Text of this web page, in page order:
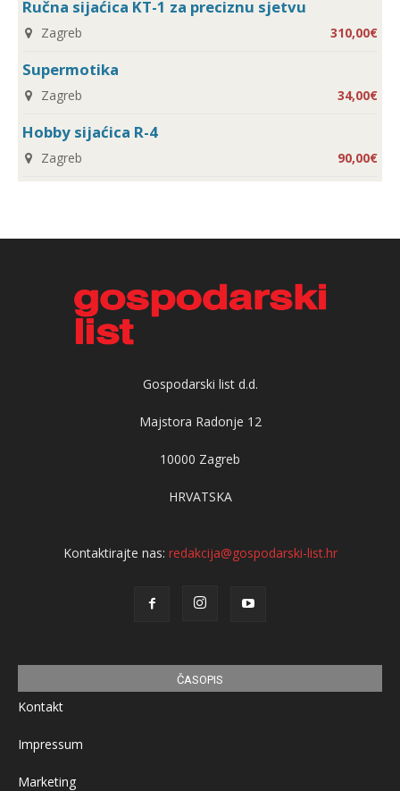
Ručna sijaćica KT-1 za preciznu sjetvu
Zagreb 310,00€
Supermotika
Zagreb 34,00€
Hobby sijaćica R-4
Zagreb 90,00€
Gospodarski list d.d.
Majstora Radonje 12
10000 Zagreb
HRVATSKA
Kontaktirajte nas: redakcija@gospodarski-list.hr
ČASOPIS
Kontakt
Impressum
Marketing